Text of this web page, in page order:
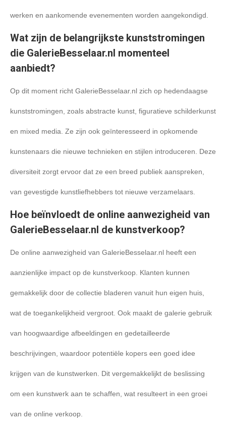
werken en aankomende evenementen worden aangekondigd.
Wat zijn de belangrijkste kunststromingen
die GalerieBesselaar.nl momenteel
aanbiedt?
Op dit moment richt GalerieBesselaar.nl zich op hedendaagse
kunststromingen, zoals abstracte kunst, figuratieve schilderkunst
en mixed media. Ze zijn ook geïnteresseerd in opkomende
kunstenaars die nieuwe technieken en stijlen introduceren. Deze
diversiteit zorgt ervoor dat ze een breed publiek aanspreken,
van gevestigde kunstliefhebbers tot nieuwe verzamelaars.
Hoe beïnvloedt de online aanwezigheid van
GalerieBesselaar.nl de kunstverkoop?
De online aanwezigheid van GalerieBesselaar.nl heeft een
aanzienlijke impact op de kunstverkoop. Klanten kunnen
gemakkelijk door de collectie bladeren vanuit hun eigen huis,
wat de toegankelijkheid vergroot. Ook maakt de galerie gebruik
van hoogwaardige afbeeldingen en gedetailleerde
beschrijvingen, waardoor potentiële kopers een goed idee
krijgen van de kunstwerken. Dit vergemakkelijkt de beslissing
om een kunstwerk aan te schaffen, wat resulteert in een groei
van de online verkoop.